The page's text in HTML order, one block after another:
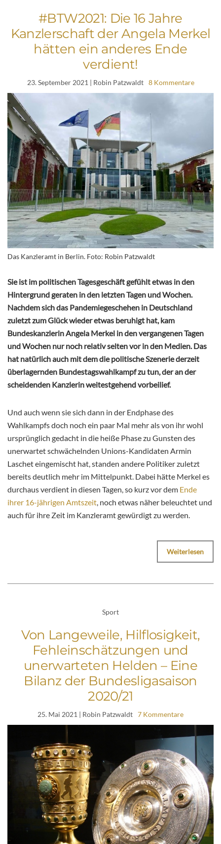
#BTW2021: Die 16 Jahre
Kanzlerschaft der Angela Merkel
hätten ein anderes Ende
verdient!
23. September 2021 | Robin Patzwaldt 8 Kommentare
Das Kanzleramt in Berlin. Foto: Robin Patzwaldt
Sie ist im politischen Tagesgeschäft gefühlt etwas in den
Hintergrund geraten in den letzten Tagen und Wochen.
Nachdem sich das Pandemiegeschehen in Deutschland
zuletzt zum Glück wieder etwas beruhigt hat, kam
Bundeskanzlerin Angela Merkel in den vergangenen Tagen
und Wochen nur noch relativ selten vor in den Medien. Das
hat natürlich auch mit dem die politische Szenerie derzeit
überlagernden Bundestagswahlkampf zu tun, der an der
scheidenden Kanzlerin weitestgehend vorbeilief.
Und auch wenn sie sich dann in der Endphase des
Wahlkampfs doch noch ein paar Mal mehr als von ihr wohl
ursprünglich gedacht in die heiße Phase zu Gunsten des
unerwartet schwächelnden Unions-Kandidaten Armin
Laschet eingemischt hat, standen andere Politiker zuletzt
bereits deutlich mehr im Mittelpunkt. Dabei hätte Merkel es
durchaus verdient in diesen Tagen, so kurz vor dem Ende
ihrer 16-jährigen Amtszeit , noch etwas näher beleuchtet und
auch für ihre Zeit im Kanzleramt gewürdigt zu werden.
Weiterlesen
Sport
Von Langeweile, Hilflosigkeit,
Fehleinschätzungen und
unerwarteten Helden – Eine
Bilanz der Bundesligasaison
2020/21
25. Mai 2021 | Robin Patzwaldt 7 Kommentare